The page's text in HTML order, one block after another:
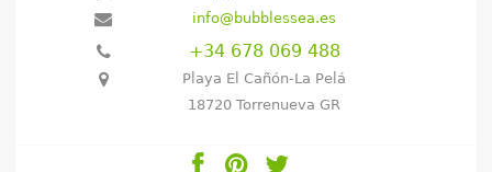
info@bubblessea.es
+34 678 069 488
Playa El Cañón-La Pelá
18720 Torrenueva GR